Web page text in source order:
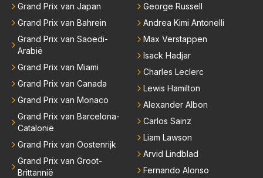
Grand Prix van Japan
Grand Prix van Bahrein
Grand Prix van Saoedi-
Arabië
Grand Prix van Miami
Grand Prix van Canada
Grand Prix van Monaco
Grand Prix van Barcelona-
Catalonië
Grand Prix van Oostenrijk
Grand Prix van Groot-
Brittannië
George Russell
Andrea Kimi Antonelli
Max Verstappen
Isack Hadjar
Charles Leclerc
Lewis Hamilton
Alexander Albon
Carlos Sainz
Liam Lawson
Arvid Lindblad
Fernando Alonso